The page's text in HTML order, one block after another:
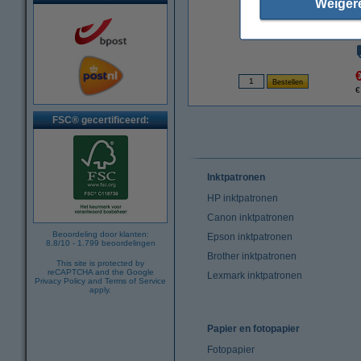
FSC® gecertificeerd:
Beoordeling door klanten:
8.8/10 - 1.799 beoordelingen
This site is protected by
reCAPTCHA and the Google
Privacy Policy and Terms of Service
apply.
Inktpatronen
HP inktpatronen
Canon inktpatronen
Epson inktpatronen
Brother inktpatronen
Lexmark inktpatronen
Papier en fotopapier
Fotopapier